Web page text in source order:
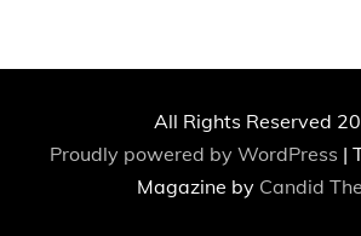
All Rights Reserved
Proudly powered by WordPress |
Magazine by Candid